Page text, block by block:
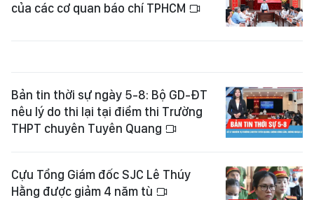
của các cơ quan báo chí TPHCM
Bản tin thời sự ngày 5-8: Bộ GD-ĐT
nêu lý do thi lại tại điểm thi Trường
THPT chuyên Tuyên Quang
Cựu Tổng Giám đốc SJC Lê Thúy
Hằng được giảm 4 năm tù